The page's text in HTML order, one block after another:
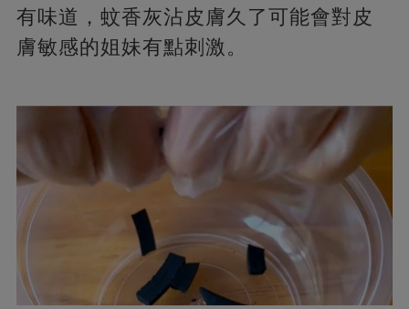
有味道，蚊香灰沾皮膚久了可能會對皮
膚敏感的姐妹有點刺激。